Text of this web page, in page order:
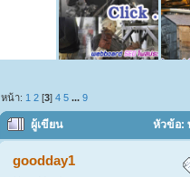
หน้า: 1 2 [3]4 5 ...9
ผู้เขียน หัวข้อ:
goodday1